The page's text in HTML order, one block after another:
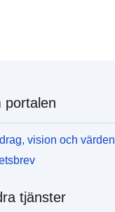
portalen
vision och värden
tjänster